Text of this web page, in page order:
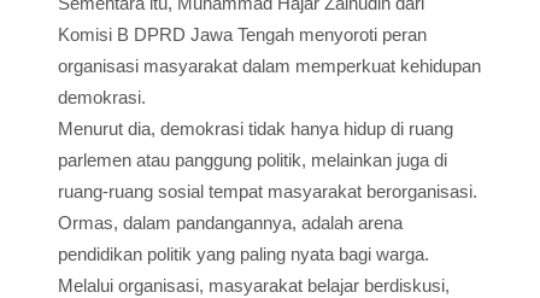
Komisi B DPRD Jawa Tengah menyoroti peran
organisasi masyarakat dalam memperkuat kehidupan
demokrasi.
Menurut dia, demokrasi tidak hanya hidup di ruang
parlemen atau panggung politik, melainkan juga di
ruang-ruang sosial tempat masyarakat berorganisasi.
Ormas, dalam pandangannya, adalah arena
pendidikan politik yang paling nyata bagi warga.
Melalui organisasi, masyarakat belajar berdiskusi,